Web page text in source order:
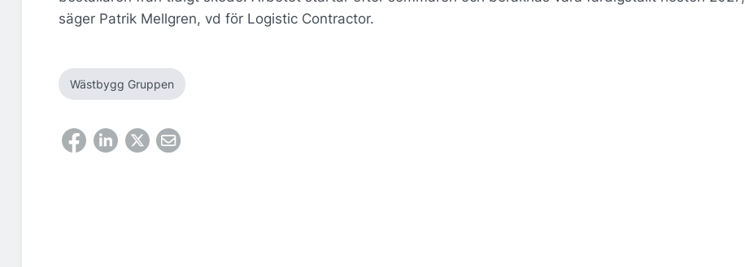
säger Patrik Mellgren, vd för Logistic Contractor.
Wästbygg Gruppen